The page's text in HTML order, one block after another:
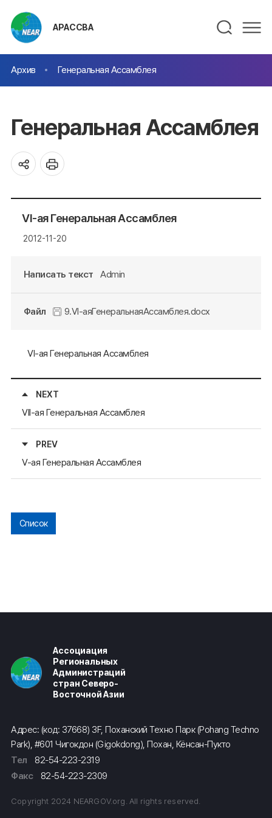
АРАССВА
Архив Генеральная Ассамблея
Генеральная Ассамблея
VI-ая Генеральная Ассамблея
2012-11-20
Написать текст Admin
Файл 9.VI-аяГенеральнаяАссамблея.docx
VI-ая Генеральная Ассамблея
NEXT
VII-ая Генеральная Ассамблея
PREV
V-ая Генеральная Ассамблея
Список
Ассоциация
Региональных
Администраций
стран Северо-
Восточной Азии
Адрес: (код: 37668) 3F, Поханский Техно Парк (Pohang Techno
Park), #601 Чигокдон (Gigokdong), Похан, Кёнсан-Пукто
Тел
82-54-223-2319
Факс
82-54-223-2309
Copyright 2024 NEARGOV.org. All rights reserved.